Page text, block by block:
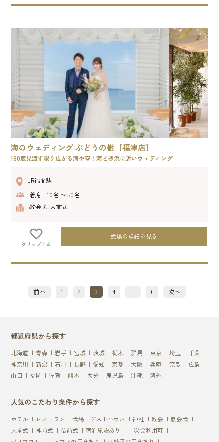
海のウェディング ぶどうの樹【福津店】
180度見渡す限り広がる海や空！海と砂浜に近いウェディング
JR福間駅
着席：10名 〜 50名
教会式 人前式
クリップする
式場の詳細を見る
ジ
送
り
前へ 1 2 3 4 … 6 次へ
都道府県から探す
北海道 青森 岩手 宮城 茨城 栃木 群馬 東京 埼玉
千葉
神奈川
新潟 石川 長野 愛知 京都 大阪 兵庫 奈良
広島
山口
福岡 佐賀 熊本 大分 鹿児島 沖縄 海外
人気のこだわり条件から探す
ホテル レストラン 式場・ゲストハウス 神社 教会
教会式
人前式
神前式 仏前式 宿泊施設あり
二次会利用可